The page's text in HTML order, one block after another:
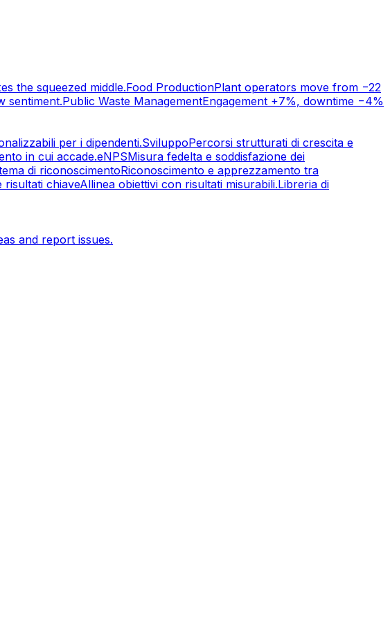
the squeezed middle.Food ProductionPlant operators move from −22
sentiment.Public Waste ManagementEngagement +7%, downtime −4%
per i dipendenti.SviluppoPercorsi strutturati di crescita e
in cui accade.eNPSMisura fedelta e soddisfazione dei
di riconoscimentoRiconoscimento e apprezzamento tra
risultati chiaveAllinea obiettivi con risultati misurabili.Libreria di
and report issues.